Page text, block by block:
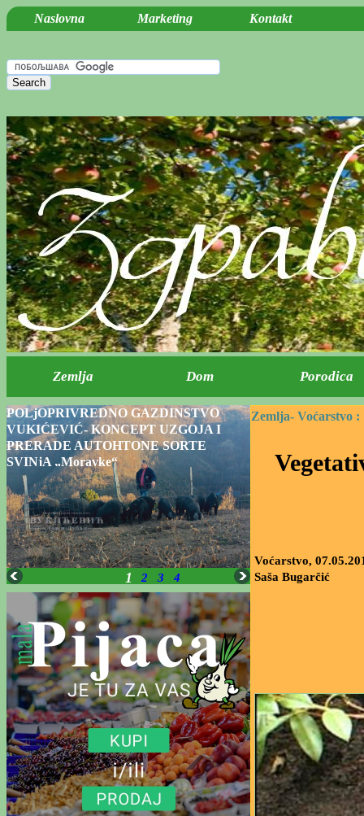
Naslovna Marketing Kontakt
POLjOPRIVREDNO GAZDINSTVO
VUKIĆEVIĆ- KONCEPT UZGOJA I
PRERADE AUTOHTONE SORTE
SVINjA „Moravke“
1 2 3 4
Zemlja- Voćarstvo :
Voćarstvo,
Saša Bugarčić
Zemlja Dom Porodica